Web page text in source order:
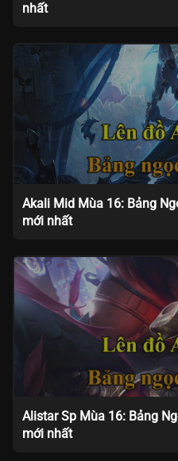
nhất
Akali Mid Mùa 16: Bảng
mới nhất
Alistar Sp Mùa 16: Bảng
mới nhất